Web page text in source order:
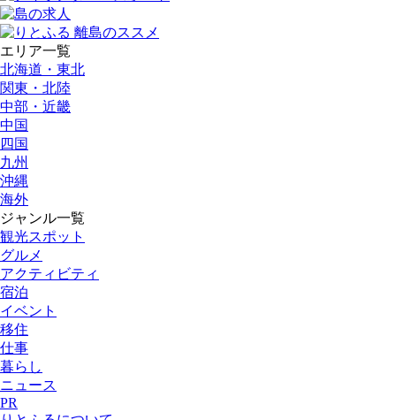
エリア一覧
北海道・東北
関東・北陸
中部・近畿
中国
四国
九州
沖縄
海外
ジャンル一覧
観光スポット
グルメ
アクティビティ
宿泊
イベント
移住
仕事
暮らし
ニュース
PR